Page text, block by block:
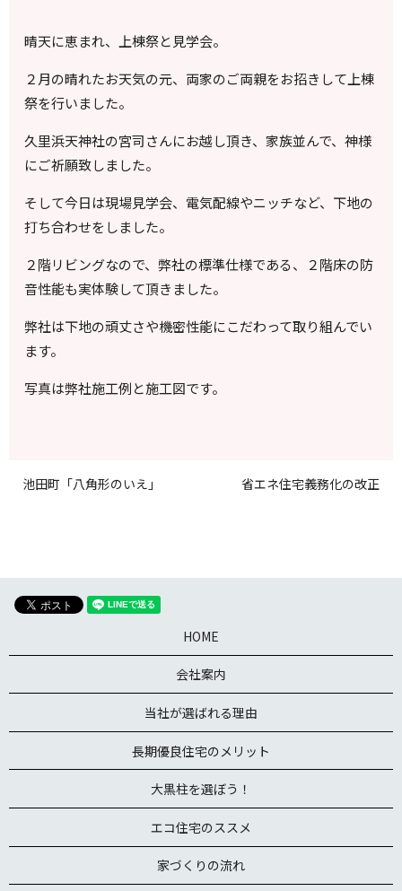
晴天に恵まれ、上棟祭と見学会。
２月の晴れたお天気の元、両家のご両親をお招きして上棟
祭を行いました。
久里浜天神社の宮司さんにお越し頂き、家族並んで、神様
にご祈願致しました。
そして今日は現場見学会、電気配線やニッチなど、下地の
打ち合わせをしました。
２階リビングなので、弊社の標準仕様である、２階床の防
音性能も実体験して頂きました。
弊社は下地の頑丈さや機密性能にこだわって取り組んでい
ます。
写真は弊社施工例と施工図です。
池田町「八角形のいえ」 省エネ住宅義務化の改正
HOME
会社案内
当社が選ばれる理由
長期優良住宅のメリット
大黒柱を選ぼう！
エコ住宅のススメ
家づくりの流れ